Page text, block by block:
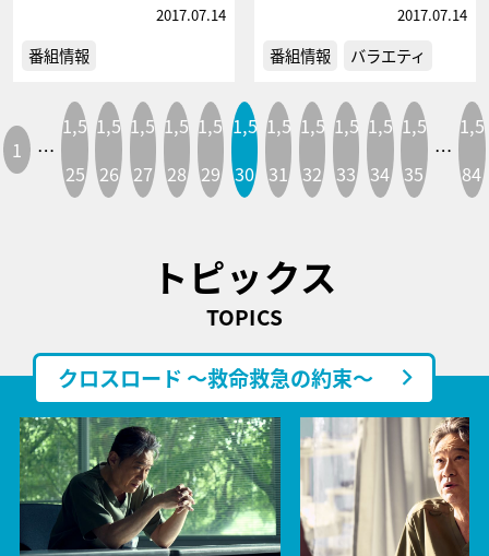
2017.07.14
番組情報
2017.07.14
番組情報 バラエティ
1 …
1,5
25
1,5
26
1,5
27
1,5
28
1,5
29
1,5
30
1,5
31
1,5
32
1,5
33
1,5
34
1,5
35
…
1,5
84
トピックス
TOPICS
クロスロード ～救命救急の約束～